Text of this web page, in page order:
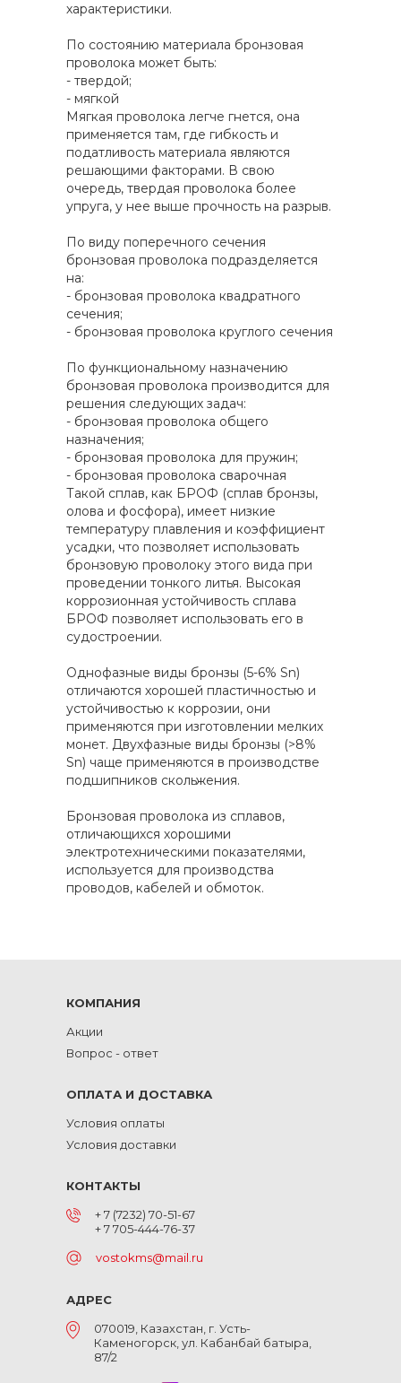
характеристики.
По состоянию материала бронзовая
проволока может быть:
- твердой;
- мягкой
Мягкая проволока легче гнется, она
применяется там, где гибкость и
податливость материала являются
решающими факторами. В свою
очередь, твердая проволока более
упруга, у нее выше прочность на разрыв.
По виду поперечного сечения
бронзовая проволока подразделяется
на:
- бронзовая проволока квадратного
сечения;
- бронзовая проволока круглого сечения
По функциональному назначению
бронзовая проволока производится для
решения следующих задач:
- бронзовая проволока общего
назначения;
- бронзовая проволока для пружин;
- бронзовая проволока сварочная
Такой сплав, как БРОФ (сплав бронзы,
олова и фосфора), имеет низкие
температуру плавления и коэффициент
усадки, что позволяет использовать
бронзовую проволоку этого вида при
проведении тонкого литья. Высокая
коррозионная устойчивость сплава
БРОФ позволяет использовать его в
судостроении.
Однофазные виды бронзы (5-6% Sn)
отличаются хорошей пластичностью и
устойчивостью к коррозии, они
применяются при изготовлении мелких
монет. Двухфазные виды бронзы (>8%
Sn) чаще применяются в производстве
подшипников скольжения.
Бронзовая проволока из сплавов,
отличающихся хорошими
электротехническими показателями,
используется для производства
проводов, кабелей и обмоток.
КОМПАНИЯ
Акции
Вопрос - ответ
ОПЛАТА И ДОСТАВКА
Условия оплаты
Условия доставки
КОНТАКТЫ
+ 7 (7232) 70-51-67
+ 7 705-444-76-37
vostokms@mail.ru
АДРЕС
070019, Казахстан, г. Усть-
Каменогорск, ул. Кабанбай батыра,
87/2